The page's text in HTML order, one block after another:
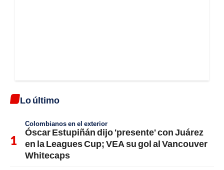
Lo último
Colombianos en el exterior
Óscar Estupiñán dijo 'presente' con Juárez
en la Leagues Cup; VEA su gol al Vancouver
Whitecaps